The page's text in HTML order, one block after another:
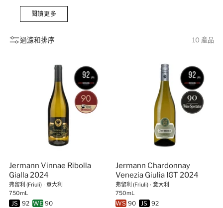
蓋封瓶方式而聞名，完美保存香氣，Jermann釀造的多樣化
葡萄酒在義大利及其他地區的高端酒單和收藏家酒窖中閃閃
閱讀更多
過濾和排序 10 產品
Jermann Vinnae Ribolla
Gialla 2024
弗留利 (Friuli) ∙ 意大利
750mL
JS 92 WE 90
Jermann Chardonnay
Venezia Giulia IGT 2024
弗留利 (Friuli) ∙ 意大利
750mL
WS 90 JS 92